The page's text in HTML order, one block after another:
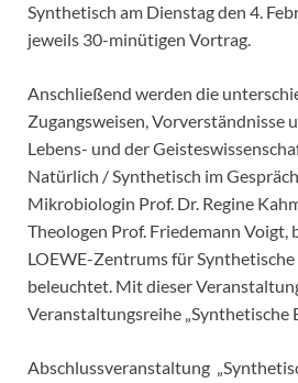
Synthetisch am Dienstag den 4.
jeweils 30-minütigen Vortrag.
Anschließend werden die
Zugangsweisen, Vorverständnisse
Lebens- und der
Natürlich / Synthetisch im
Mikrobiologin Prof. Dr. Regine
Theologen Prof. Friedemann Voigt,
LOEWE-Zentrums für
beleuchtet. Mit dieser
Veranstaltungsreihe „Synthetische
Abschlussveranstaltung